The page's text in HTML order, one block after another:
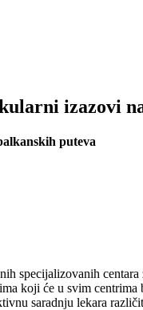
izazovi
puteva
specijalizovanih
koji će u svim
saradnju lekara